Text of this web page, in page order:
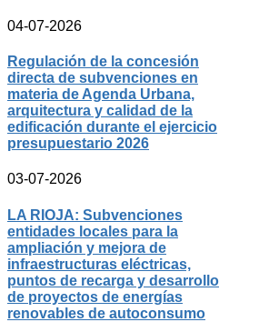
04-07-2026
Regulación de la concesión
directa de subvenciones en
materia de Agenda Urbana,
arquitectura y calidad de la
edificación durante el ejercicio
presupuestario 2026
03-07-2026
LA RIOJA: Subvenciones
entidades locales para la
ampliación y mejora de
infraestructuras eléctricas,
puntos de recarga y desarrollo
de proyectos de energías
renovables de autoconsumo